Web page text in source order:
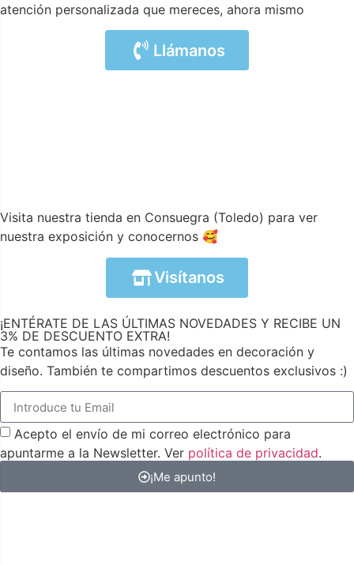
atención personalizada que mereces, ahora mismo
Llámanos
Visita nuestra tienda en Consuegra (Toledo) para ver
nuestra exposición y conocernos 🥰
Visítanos
¡ENTÉRATE DE LAS ÚLTIMAS NOVEDADES Y RECIBE UN
3% DE DESCUENTO EXTRA!
Te contamos las últimas novedades en decoración y
diseño. También te compartimos descuentos exclusivos :)
Acepto el envío de mi correo electrónico para
apuntarme a la Newsletter. Ver política de privacidad.
¡Me apunto!